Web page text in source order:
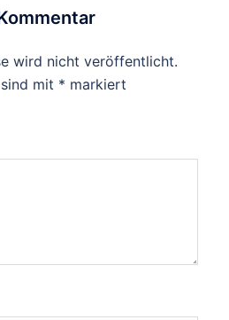
wird nicht veröffentlicht.
mit * markiert